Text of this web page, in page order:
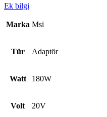
Ek bilgi
Marka Msi
Tür Adaptör
Watt 180W
Volt 20V